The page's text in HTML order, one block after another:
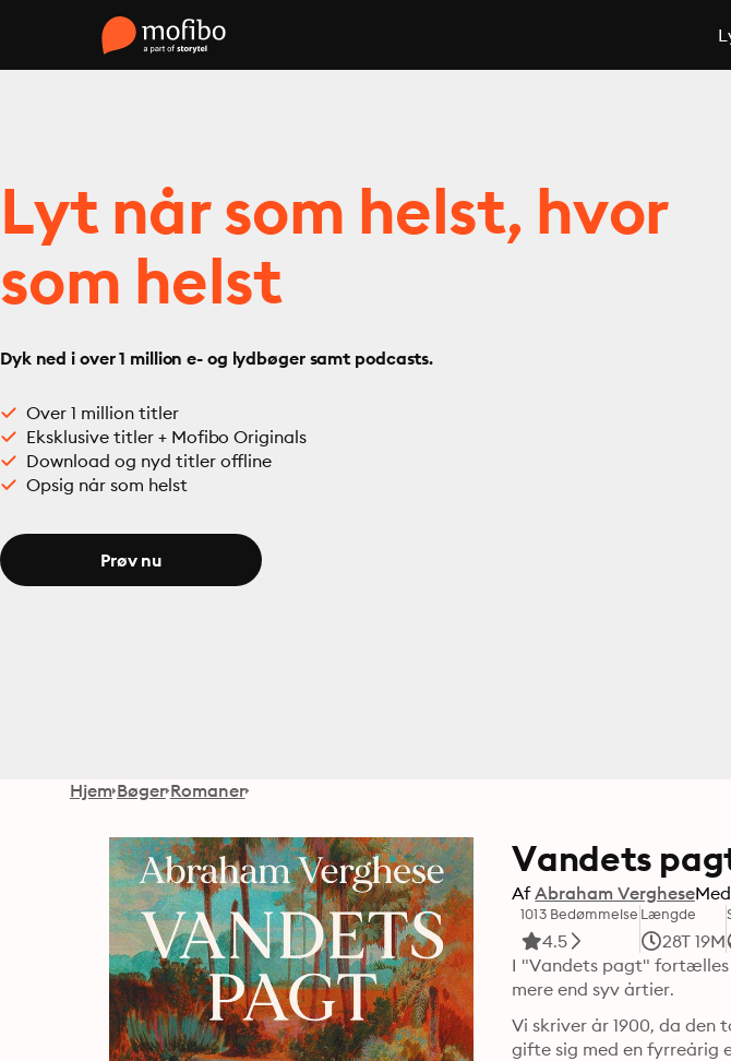
Lyt når som helst, hvor
som helst
Dyk ned i over 1 million e- og lydbøger samt podcasts.
Over 1 million titler
Eksklusive titler + Mofibo Originals
Download og nyd titler offline
Opsig når som helst
Prøv nu
Hjem Bøger Romaner
Vandets
Af Abraham VergheseMed
1013 Bedømmelse
4.5
Længde
28T 19M
I "Vandets pagt" fortælles
mere end syv årtier.
Vi skriver år 1900, da
gifte sig med en fyrreårig